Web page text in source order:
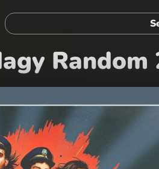
Random